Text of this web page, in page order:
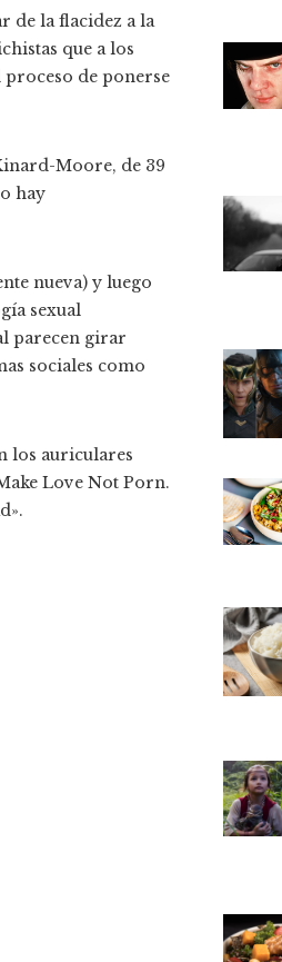
de la flacidez a la
que a los
de ponerse
Moore, de 39
hay
nueva) y luego
sexual
parecen girar
sociales como
los auriculares
Love Not Porn.